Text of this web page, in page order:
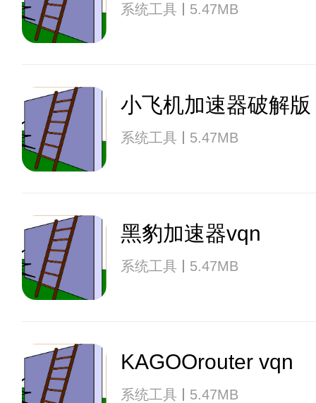
系统工具 5.47MB
小飞机加速器破解版
系统工具 5.47MB
黑豹加速器vqn
系统工具 5.47MB
KAGOOrouter vqn
系统工具 5.47MB